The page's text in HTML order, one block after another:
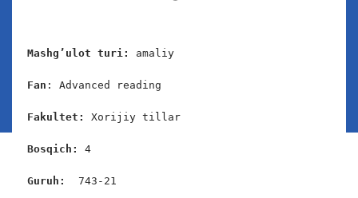
Mashg’ulot turi: amaliy
Fan : Advanced reading
Fakultet: Xorijiy tillar
Bosqich: 4
Guruh: 743-21